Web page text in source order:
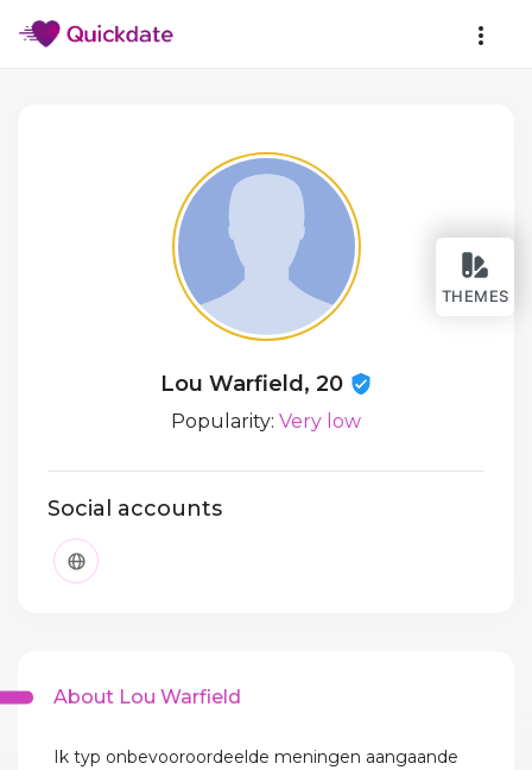
THEMES
Lou Warfield, 20
Popularity: Very low
Social accounts
About Lou Warfield
Ik typ onbevooroordeelde meningen aangaande